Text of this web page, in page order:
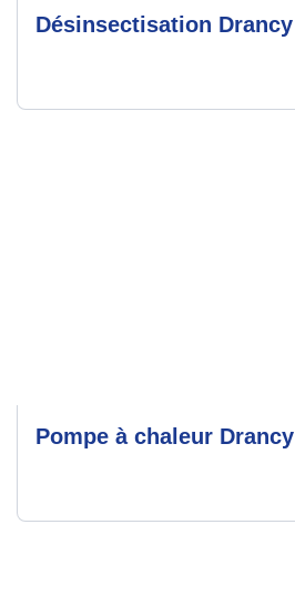
Désinsectisation Drancy
Pompe à chaleur Drancy